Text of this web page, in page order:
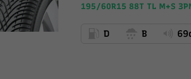
195/60R15 88T TL M+S
D B